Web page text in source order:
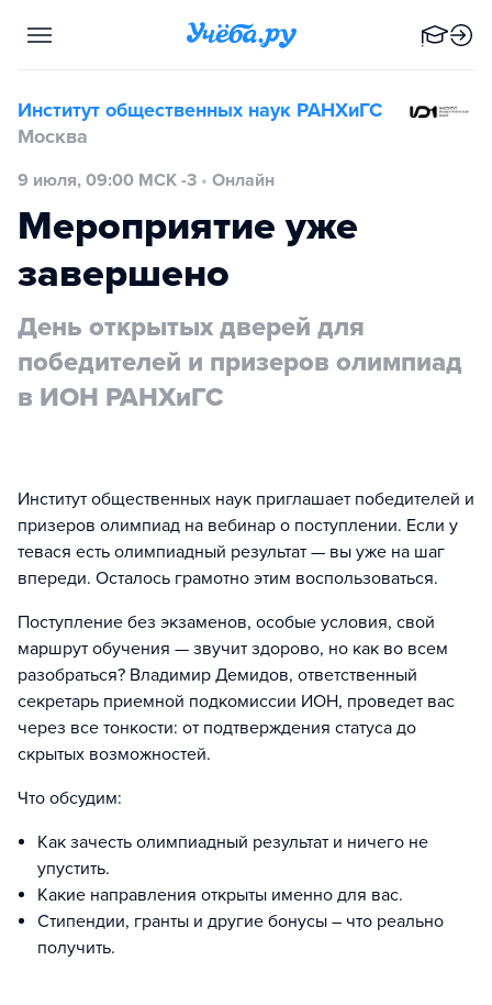
Институт общественных наук РАНХиГС
Москва
9 июля, 09:00 МСК -3 • Онлайн
Мероприятие уже
завершено
День открытых дверей для
победителей и призеров олимпиад
в ИОН РАНХиГС
Институт общественных наук приглашает победителей и
призеров олимпиад на вебинар о поступлении. Если у
тевася есть олимпиадный результат — вы уже на шаг
впереди. Осталось грамотно этим воспользоваться.
Поступление без экзаменов, особые условия, свой
маршрут обучения — звучит здорово, но как во всем
разобраться? Владимир Демидов, ответственный
секретарь приемной подкомиссии ИОН, проведет вас
через все тонкости: от подтверждения статуса до
скрытых возможностей.
Что обсудим:
Как зачесть олимпиадный результат и ничего не
упустить.
Какие направления открыты именно для вас.
Стипендии, гранты и другие бонусы – что реально
получить.